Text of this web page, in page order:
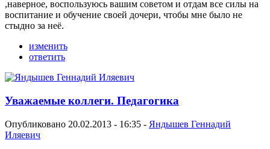
,наверное, воспользуюсь вашим советом и отдам все силы на
воспитание и обучение своей дочери, чтобы мне было не
стыдно за неё.
изменить
ответить
Уважаемые коллеги. Педагогика
Опубликовано 20.02.2013 - 16:35 - Яндышев Геннадий
Иляевич